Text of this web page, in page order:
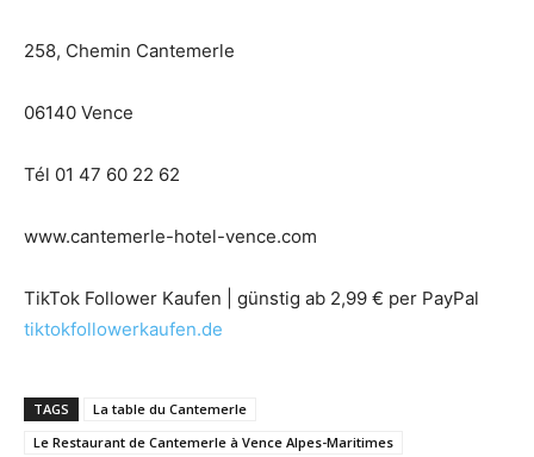
258, Chemin Cantemerle
06140 Vence
Tél 01 47 60 22 62
www.cantemerle-hotel-vence.com
TikTok Follower Kaufen | günstig ab 2,99 € per PayPal
tiktokfollowerkaufen.de
TAGS
La table du Cantemerle
Le Restaurant de Cantemerle à Vence Alpes-Maritimes